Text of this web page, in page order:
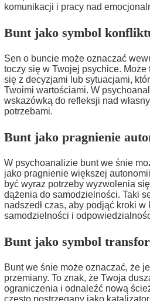
komunikacji i pracy nad
Bunt jako symbol
Sen o buncie może oznaczać
toczy się w Twojej psychice. Może
się z decyzjami lub sytuacjami,
Twoimi wartościami. W
wskazówką do refleksji nad
potrzebami.
Bunt jako pragnienie
W psychoanalizie bunt we śnie
jako pragnienie większej
być wyraz potrzeby wyzwolenia
dążenia do samodzielności. Taki
nadszedł czas, aby podjąć kroki
samodzielności i
Bunt jako symbol
Bunt we śnie może oznaczać, że
przemiany. To znak, że Twoja
ograniczenia i odnaleźć nową